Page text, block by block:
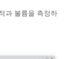
과 볼륨을 측정하